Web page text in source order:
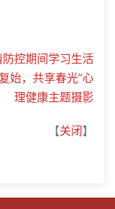
控期间学习生活
始，共享春光”心
理健康主题摄影
【关闭】